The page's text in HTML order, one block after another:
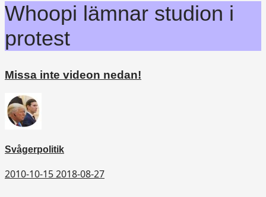
Whoopi lämnar studion i
protest
Missa inte videon nedan!
Svågerpolitik
2010-10-152018-08-27